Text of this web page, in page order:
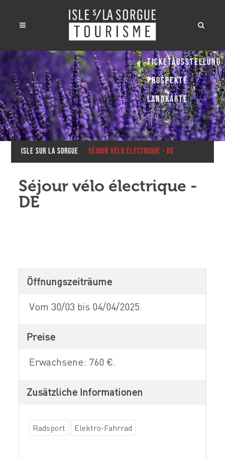
Isle sur la Sorgue Séjour vélo électrique - DE
Séjour vélo électrique -
DE
Öffnungszeiträume
Vom 30/03 bis 04/04/2025.
Preise
Erwachsene: 760 €.
Zusätzliche Informationen
Radsport Elektro-Fahrrad
Ticketausstellung
Prospekte
Landkarte